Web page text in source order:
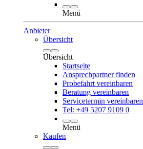
Menü
Anbieter
Übersicht
Übersicht
Startseite
Ansprechpartner finden
Probefahrt vereinbaren
Beratung vereinbaren
Servicetermin vereinbaren
Tel: +49 5207 9109 0
Menü
Kaufen